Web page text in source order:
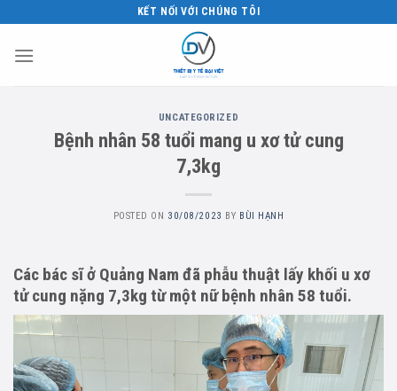
content
KẾT NỐI VỚI CHÚNG TÔI
UNCATEGORIZED
Bệnh nhân 58 tuổi mang u xơ tử cung
7,3kg
POSTED ON 30/08/2023 BY BÙI HẠNH
Các bác sĩ ở Quảng Nam đã phẫu thuật lấy khối u xơ
tử cung nặng 7,3kg từ một nữ bệnh nhân 58 tuổi.